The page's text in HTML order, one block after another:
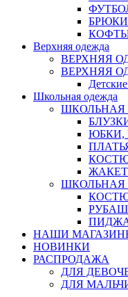
Верхняя одежда
ВЕРХНЯЯ
ВЕРХНЯЯ
Школьная одежда
ШКОЛЬНАЯ
ЮБКИ,
ШКОЛЬНАЯ
НАШИ
НОВИНКИ
РАСПРОДАЖА
ДЛЯ
ДЛЯ